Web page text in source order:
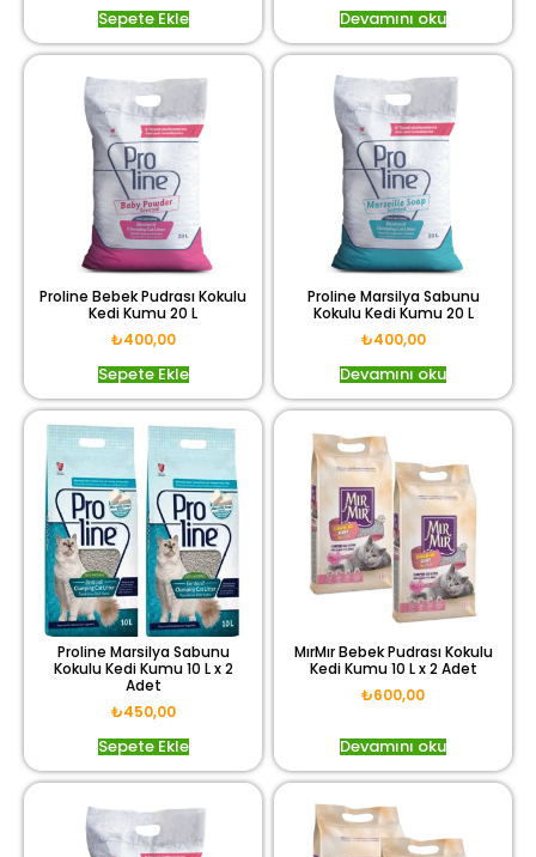
Sepete Ekle Devamını oku
Proline Bebek Pudrası Kokulu
Kedi Kumu 20 L
₺400,00
Sepete Ekle
Proline Marsilya Sabunu
Kokulu Kedi Kumu 20 L
₺400,00
Devamını oku
Proline Marsilya Sabunu
Kokulu Kedi Kumu 10 L x 2
Adet
₺450,00
Sepete Ekle
MırMır Bebek Pudrası Kokulu
Kedi Kumu 10 L x 2 Adet
₺600,00
Devamını oku